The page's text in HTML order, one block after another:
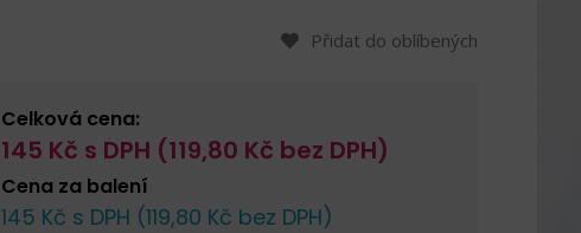
Přidat do oblíbených
Celková cena:
145 Kč s DPH (119,80 Kč bez DPH)
Cena za balení
145 Kč s DPH (119,80 Kč bez DPH)